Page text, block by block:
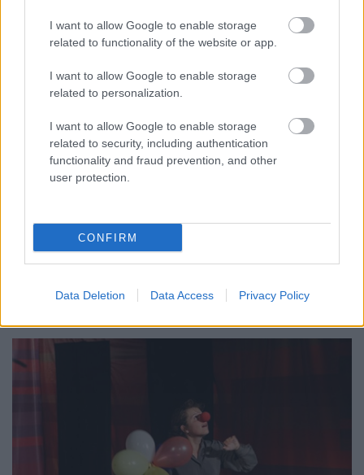
I want to allow Google to enable storage
related to functionality of the website or app.
I want to allow Google to enable storage
related to personalization.
I want to allow Google to enable storage
related to security, including authentication
functionality and fraud prevention, and other
user protection.
CONFIRM
Data Deletion Data Access Privacy Policy